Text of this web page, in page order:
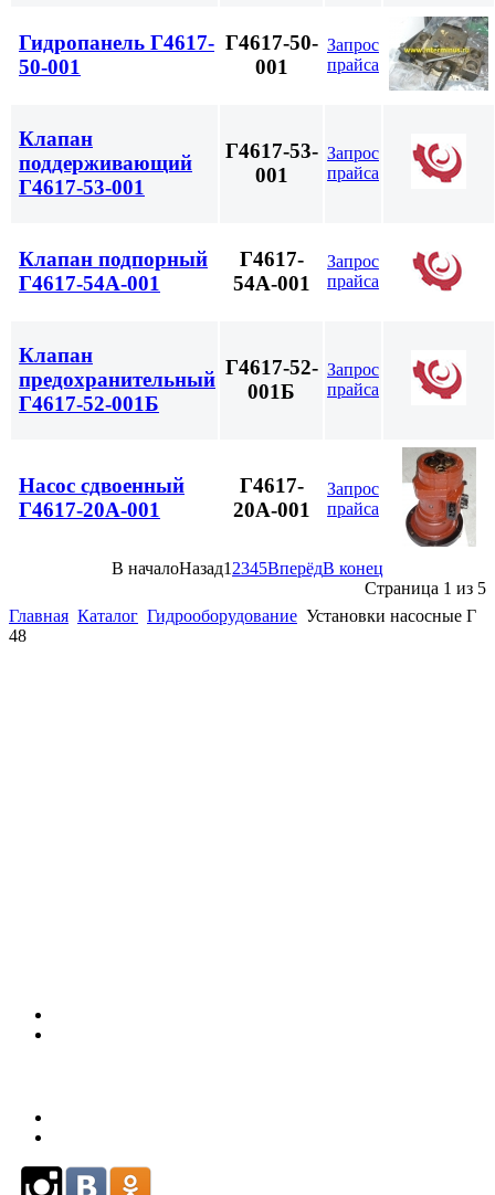
Гидропанель Г4617-
50-001
Г4617-50-
001
Запрос
прайса
Клапан
поддерживающий
Г4617-53-001
Г4617-53-
001
Запрос
прайса
Клапан подпорный
Г4617-54А-001
Г4617-
54А-001
Запрос
прайса
Клапан
предохранительный
Г4617-52-001Б
Г4617-52-
001Б
Запрос
прайса
Насос сдвоенный
Г4617-20А-001
Г4617-
20А-001
Запрос
прайса
В началоНазад1 2345ВперёдВ конец
Страница 1 из 5
Главная Каталог Гидрооборудование Установки насосные Г
48